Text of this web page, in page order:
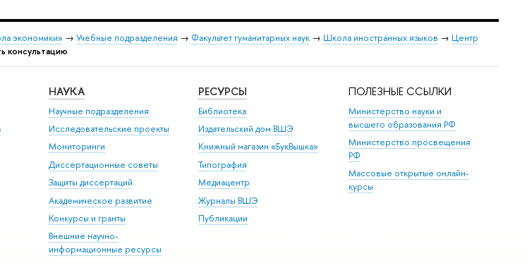
экономики» → Учебные подразделения → Факультет гуманитарных наук → Школа иностранных языко → Центр
консультацию
НАУКА
Научные подразделения
Исследовательские проекты
Мониторинги
Диссертационные советы
Защиты диссертаций
Академическое развитие
Конкурсы и гранты
нешние научно-
информационные ресурсы
РЕСУРСЫ
Библиотека
Издательский дом ВШЭ
Книжный магазин «БукВышка»
Типография
Медиацентр
Журналы ВШЭ
Публикации
ПОЛЕЗНЫЕ ССЫЛКИ
Министерство науки и
ысшего образования РФ
Министерство просвещения
РФ
Массовые открытые онлайн-
курсы